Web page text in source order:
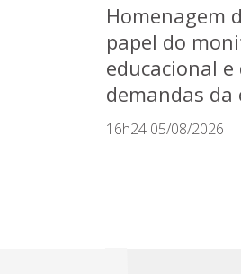
Homenagem
papel do
educacional e
demandas da
16h24 05/08/2026